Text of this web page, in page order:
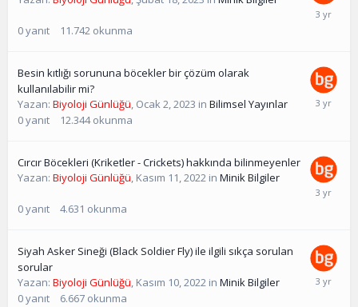
0yanıt 11.742 okunma
Besin kıtlığı sorununa böcekler bir çözüm olarak
kullanılabilir mi?
Yazan: Biyoloji Günlüğü, Ocak 2, 2023 in Bilimsel Yayınlar
0yanıt 12.344 okunma
Cırcır Böcekleri (Kriketler - Crickets) hakkında bilinmeyenler
Yazan: Biyoloji Günlüğü, Kasım 11, 2022 in Minik Bilgiler
0yanıt 4.631 okunma
Siyah Asker Sineği (Black Soldier Fly) ile ilgili sıkça sorulan
sorular
Yazan: Biyoloji Günlüğü, Kasım 10, 2022 in Minik Bilgiler
0yanıt 6.667 okunma